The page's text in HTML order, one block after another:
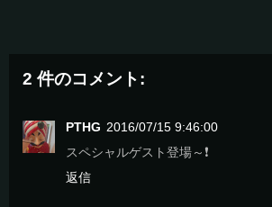
2 件のコメント:
PTHG 2016/07/15 9:46:00
スペシャルゲスト登場～❗
返信